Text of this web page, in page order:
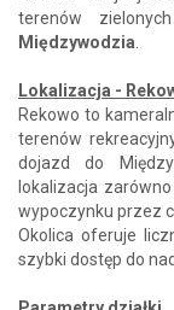
terenów
Międzywodzia
Lokalizacja -
Rekowo to
terenów
dojazd do
lokalizacja
wypoczynku przez
Okolica oferuje
szybki dostęp do